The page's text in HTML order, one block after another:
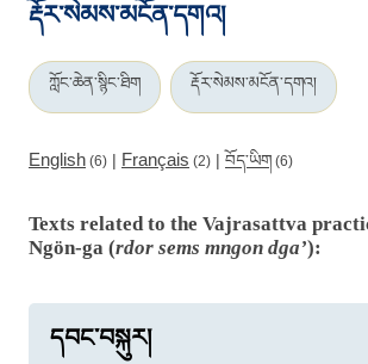
རྡོར་སེམས་མངོན་དགའ།
ཀློང་ཆེན་སྙིང་ཐིག རྡོར་སེམས་མངོན་དགའ།
English (6) | Français (2) | བོད་ཡིག (6)
Texts related to the Vajrasattva
Ngön-ga (rdor sems mngon dga’):
དབང་བསྐུར།